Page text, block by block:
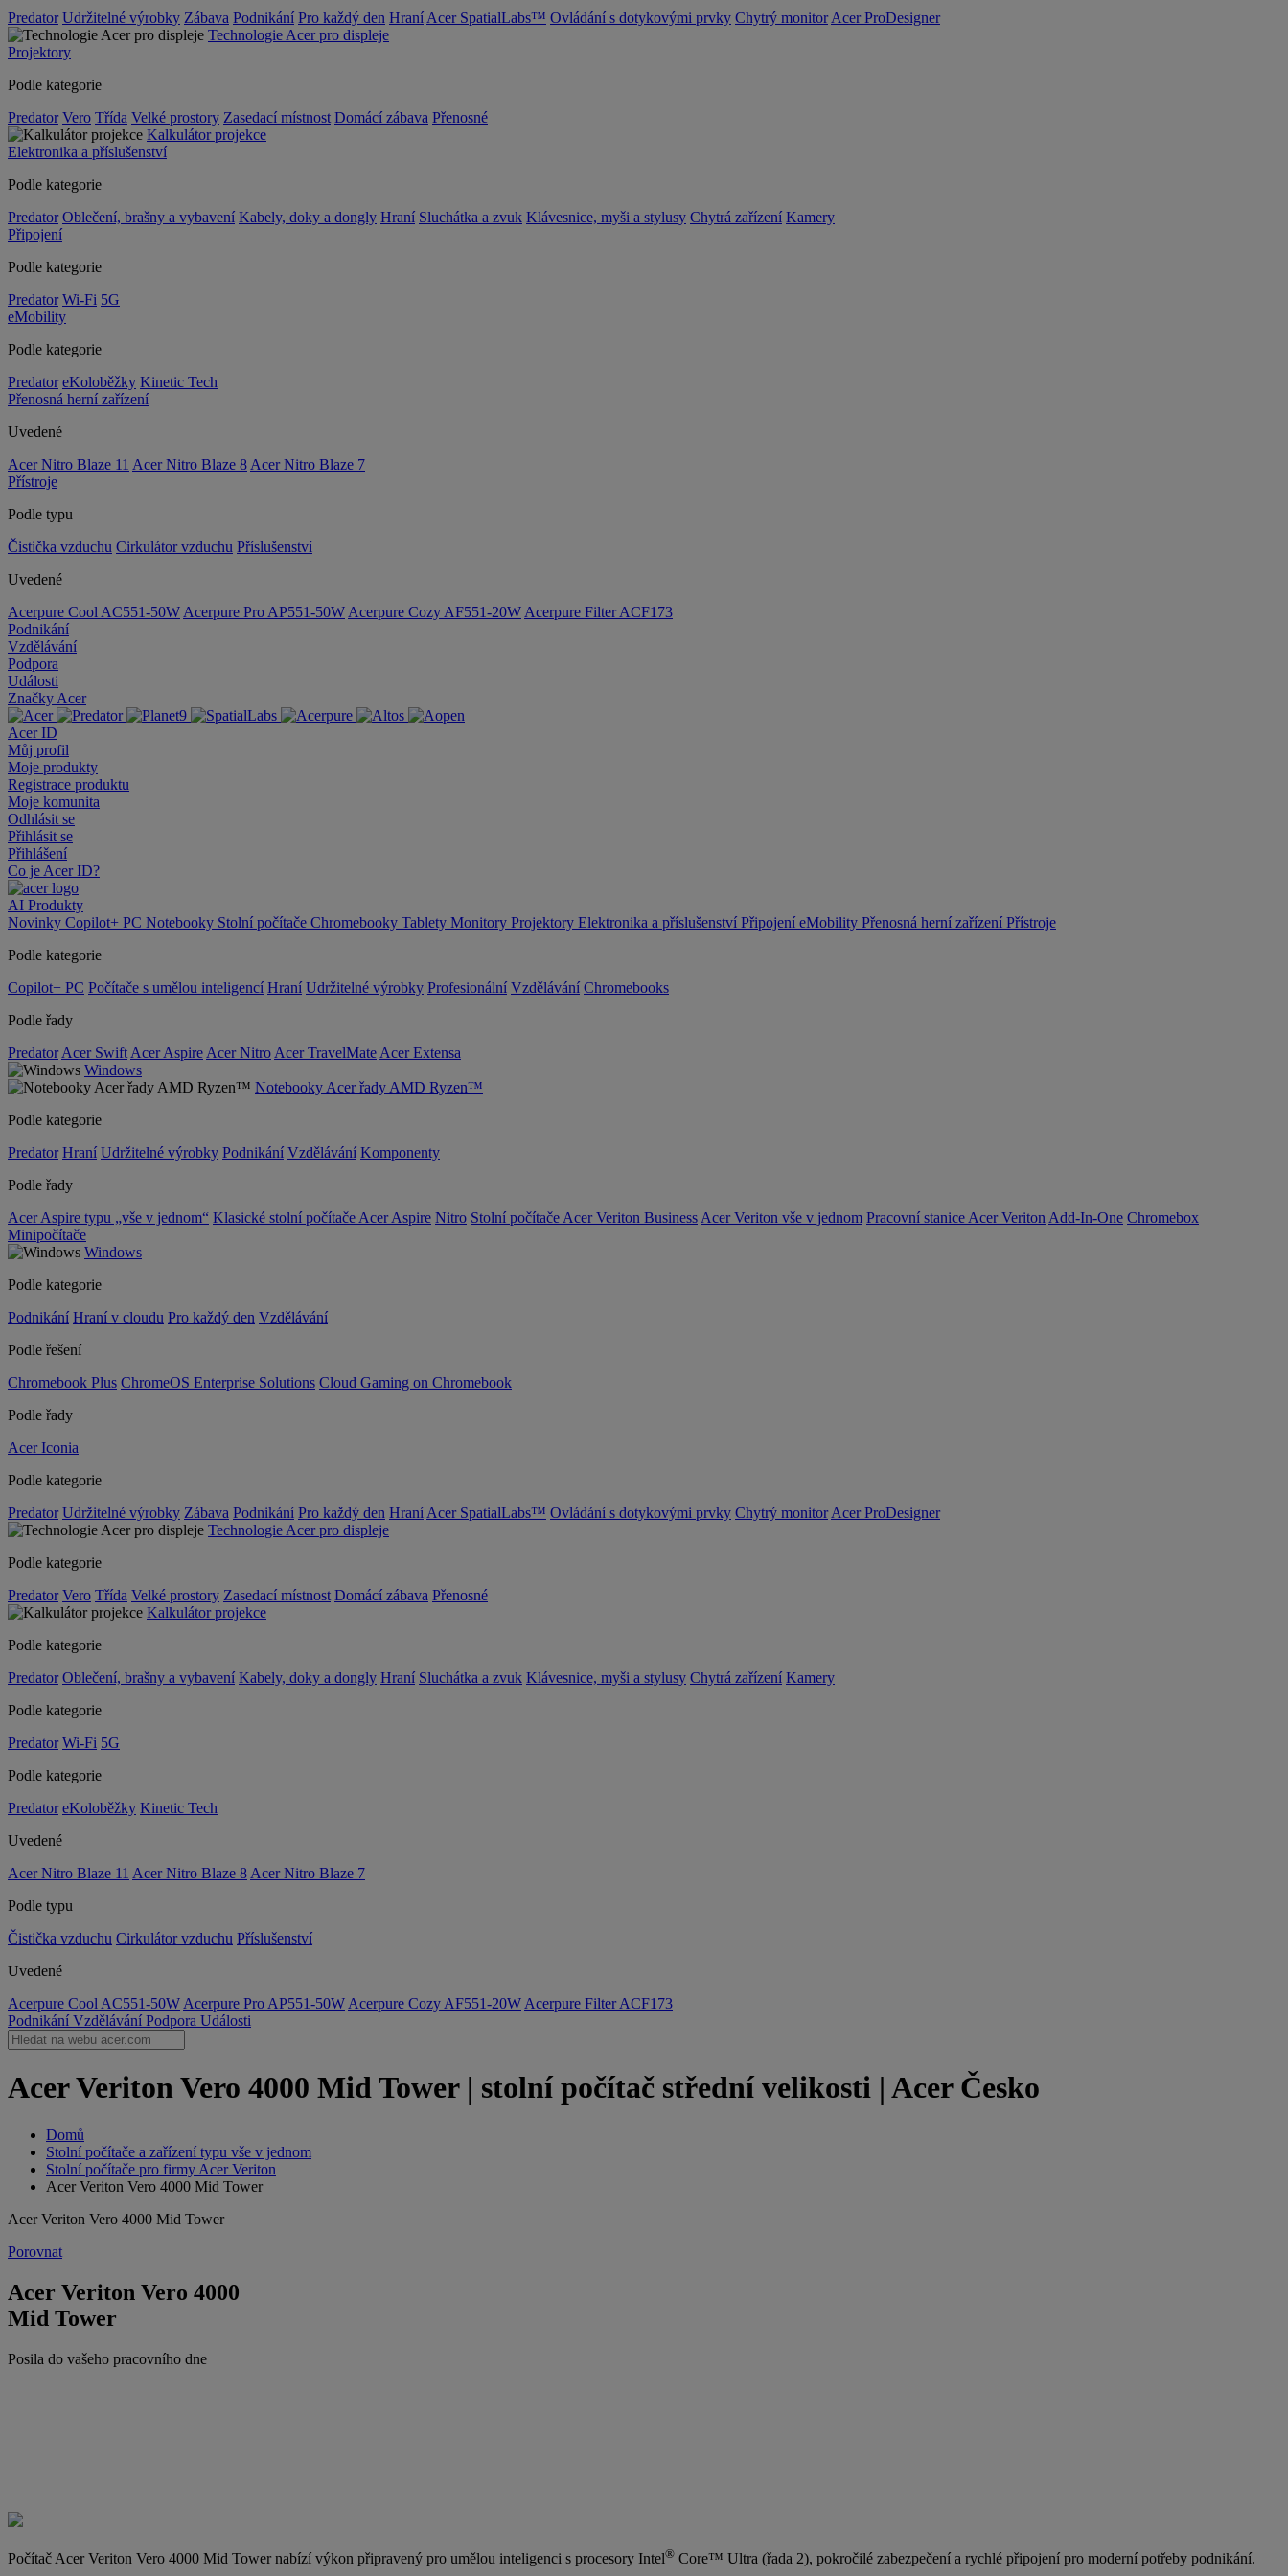
Predator Udržitelné výrobky Zábava Podnikání Pro každý den Hraní Acer SpatialLabs™ Ovládání s dotykovými prvky Chytrý monitor Acer ProDesigner
Technologie Acer pro displeje
Projektory
Podle kategorie
Predator Vero Třída Velké prostory Zasedací místnost Domácí zábava Přenosné
Kalkulátor projekce
Elektronika a příslušenství
Podle kategorie
Predator Oblečení, brašny a vybavení Kabely, doky a dongly Hraní Sluchátka a zvuk Klávesnice, myši a stylusy Chytrá zařízení Kamery
Připojení
Podle kategorie
Predator Wi-Fi 5G
eMobility
Podle kategorie
Predator eKoloběžky Kinetic Tech
Přenosná herní zařízení
Uvedené
Acer Nitro Blaze 11 Acer Nitro Blaze 8 Acer Nitro Blaze 7
Přístroje
Podle typu
Čistička vzduchu Cirkulátor vzduchu Příslušenství
Uvedené
Acerpure Cool AC551-50W Acerpure Pro AP551-50W Acerpure Cozy AF551-20W Acerpure Filter ACF173
Podnikání
Vzdělávání
Podpora
Události
Značky Acer
Acer ID
Můj profil
Moje produkty
Registrace produktu
Moje komunita
Odhlásit se
Přihlásit se
Přihlášení
Co je Acer ID?
AI Produkty
Novinky Copilot+ PC Notebooky Stolní počítače Chromebooky Tablety Monitory Projektory Elektronika a příslušenství Připojení eMobility Přenosná herní zařízení Přístroje
Podle kategorie
Copilot+ PC Počítače s umělou inteligencí Hraní Udržitelné výrobky Profesionální Vzdělávání Chromebooks
Podle řady
Predator Acer Swift Acer Aspire Acer Nitro Acer TravelMate Acer Extensa
Windows
Notebooky Acer řady AMD Ryzen™
Podle kategorie
Predator Hraní Udržitelné výrobky Podnikání Vzdělávání Komponenty
Podle řady
Acer Aspire typu „vše v jednom“ Klasické stolní počítače Acer Aspire Nitro Stolní počítače Acer Veriton Business Acer Veriton vše v jednom Pracovní stanice Acer Veriton Add-In-One Chromebox
Minipočítače
Windows
Podle kategorie
Podnikání Hraní v cloudu Pro každý den Vzdělávání
Podle řešení
Chromebook Plus ChromeOS Enterprise Solutions Cloud Gaming on Chromebook
Podle řady
Acer Iconia
Podle kategorie
Predator Udržitelné výrobky Zábava Podnikání Pro každý den Hraní Acer SpatialLabs™ Ovládání s dotykovými prvky Chytrý monitor Acer ProDesigner
Technologie Acer pro displeje
Podle kategorie
Predator Vero Třída Velké prostory Zasedací místnost Domácí zábava Přenosné
Kalkulátor projekce
Podle kategorie
Predator Oblečení, brašny a vybavení Kabely, doky a dongly Hraní Sluchátka a zvuk Klávesnice, myši a stylusy Chytrá zařízení Kamery
Podle kategorie
Predator Wi-Fi 5G
Podle kategorie
Predator eKoloběžky Kinetic Tech
Uvedené
Acer Nitro Blaze 11 Acer Nitro Blaze 8 Acer Nitro Blaze 7
Podle typu
Čistička vzduchu Cirkulátor vzduchu Příslušenství
Uvedené
Acerpure Cool AC551-50W Acerpure Pro AP551-50W Acerpure Cozy AF551-20W Acerpure Filter ACF173
Podnikání Vzdělávání Podpora Události
Acer Veriton Vero 4000 Mid Tower | stolní počítač střední velikosti | Acer Česko
Domů
Stolní počítače a zařízení typu vše v jednom
Stolní počítače pro firmy Acer Veriton
Acer Veriton Vero 4000 Mid Tower
Acer Veriton Vero 4000 Mid Tower
Porovnat
Acer Veriton Vero 4000
Mid Tower
Posila do vašeho pracovního dne
Počítač Acer Veriton Vero 4000 Mid Tower nabízí výkon připravený pro umělou inteligenci s procesory Intel® Core™ Ultra (řada 2), pokročilé zabezpečení a rychlé připojení pro moderní potřeby podnikání.